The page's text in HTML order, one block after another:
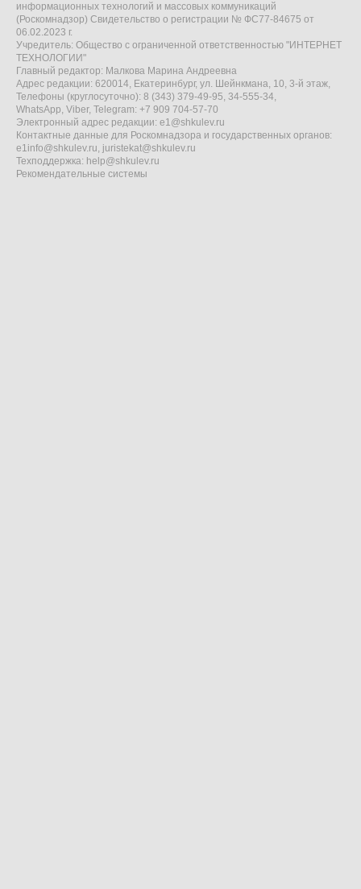
информационных технологий и массовых коммуникаций
(Роскомнадзор) Свидетельство о регистрации № ФС77-84675 от
06.02.2023 г.
Учредитель: Общество с ограниченной ответственностью "ИНТЕРНЕТ
ТЕХНОЛОГИИ"
Главный редактор: Малкова Марина Андреевна
Адрес редакции: 620014, Екатеринбург, ул. Шейнкмана, 10, 3-й этаж,
Телефоны (круглосуточно): 8 (343) 379-49-95, 34-555-34,
WhatsApp, Viber, Telegram: +7 909 704-57-70
Электронный адрес редакции: e1@shkulev.ru
Контактные данные для Роскомнадзора и государственных органов:
e1info@shkulev.ru, juristekat@shkulev.ru
Техподдержка: help@shkulev.ru
Рекомендательные системы